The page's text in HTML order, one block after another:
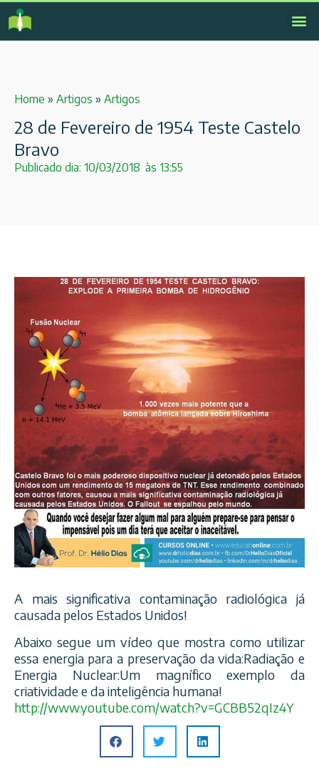
Home » Artigos » Artigos
28 de Fevereiro de 1954 Teste Castelo
Bravo
Publicado dia: 10/03/2018 às 13:55
A mais significativa contaminação radiológica já
causada pelos Estados Unidos!
Abaixo segue um vídeo que mostra como utilizar
essa energia para a preservação da vida:Radiação e
Energia Nuclear:Um magnífico exemplo da
criatividade e da inteligência humana!
http://www.youtube.com/watch?v=GCBB52qIz4Y